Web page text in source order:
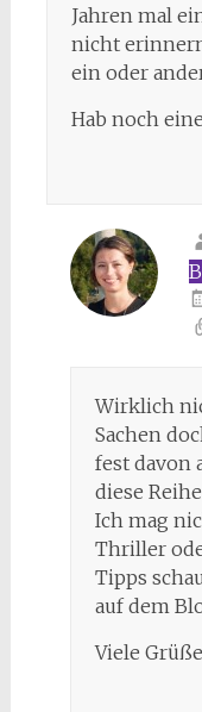
Jahren mal
nicht
ein oder
Hab noch
Wirklich
Sachen
fest davon
diese
Ich mag
Thriller
Tipps
auf dem
Viele Grüße